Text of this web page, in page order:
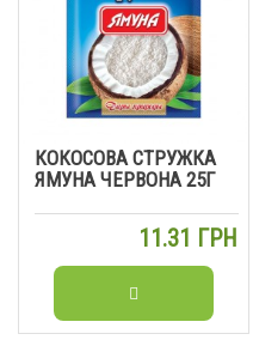
КОКОСОВА СТРУЖКА
ЯМУНА ЧЕРВОНА 25Г
11.31 ГРН